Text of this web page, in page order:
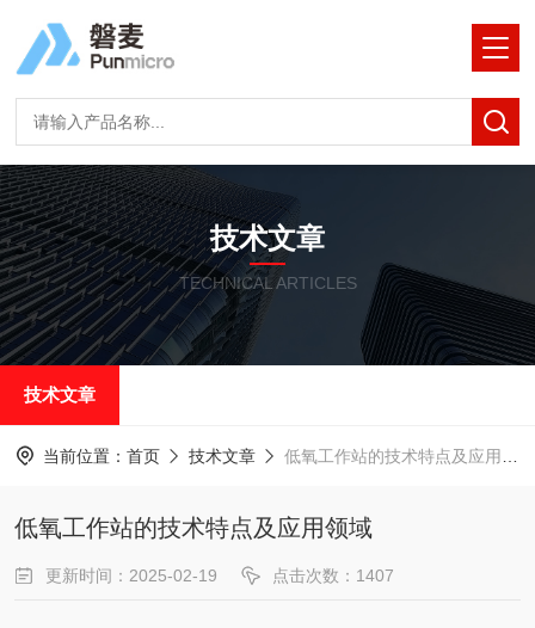
技术文章
TECHNICAL ARTICLES
技术文章
当前位置： 首页 技术文章 低氧工作站的技术特点及应用领域
低氧工作站的技术特点及应用领域
更新时间：2025-02-19 点击次数：1407